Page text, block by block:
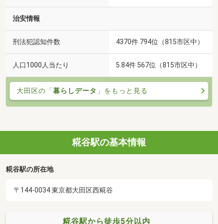
治安情報
刑法犯認知件数 4370件 794位（815市区中）
人口1000人当たり 5.84件 567位（815市区中）
大田区の「暮らしデータ 」をもっと見る
糀谷駅の基本情報
糀谷駅の所在地
〒144-0034 東京都大田区西糀谷
糀谷駅から徒歩5分以内